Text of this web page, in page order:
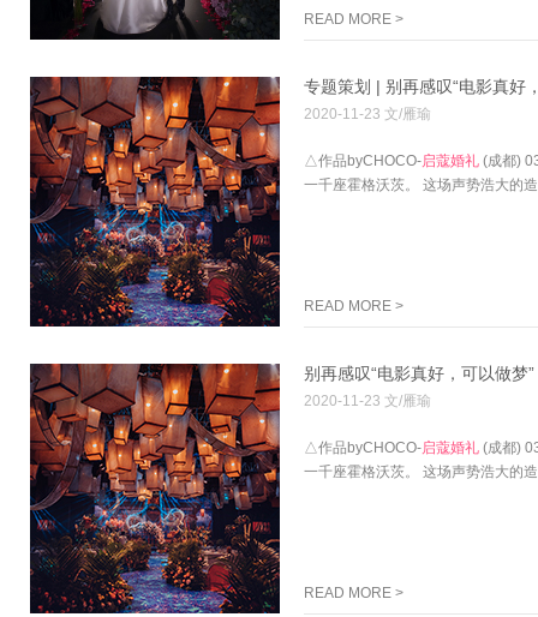
READ MORE >
专题策划 | 别再感叹“电影真好
2020-11-23 文/雁瑜
△作品byCHOCO-启蔻婚礼 (成都)
一千座霍格沃茨。 这场声势浩大的
READ MORE >
别再感叹“电影真好，可以做梦
2020-11-23 文/雁瑜
△作品byCHOCO-启蔻婚礼 (成都)
一千座霍格沃茨。 这场声势浩大的
READ MORE >